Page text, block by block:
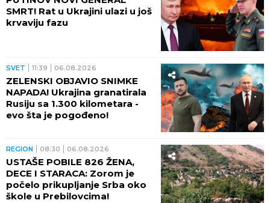
SMRT! Rat u Ukrajini ulazi u još
krvaviju fazu
SVET 11:39 06.08.2026
ZELENSKI OBJAVIO SNIMKE
NAPADA! Ukrajina granatirala
Rusiju sa 1.300 kilometara -
evo šta je pogođeno!
REGION 08:30 06.08.2026
USTAŠE POBILE 826 ŽENA,
DECE I STARACA: Zorom je
počelo prikupljanje Srba oko
škole u Prebilovcima!